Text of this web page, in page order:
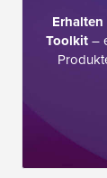
Erhalten
Toolkit–